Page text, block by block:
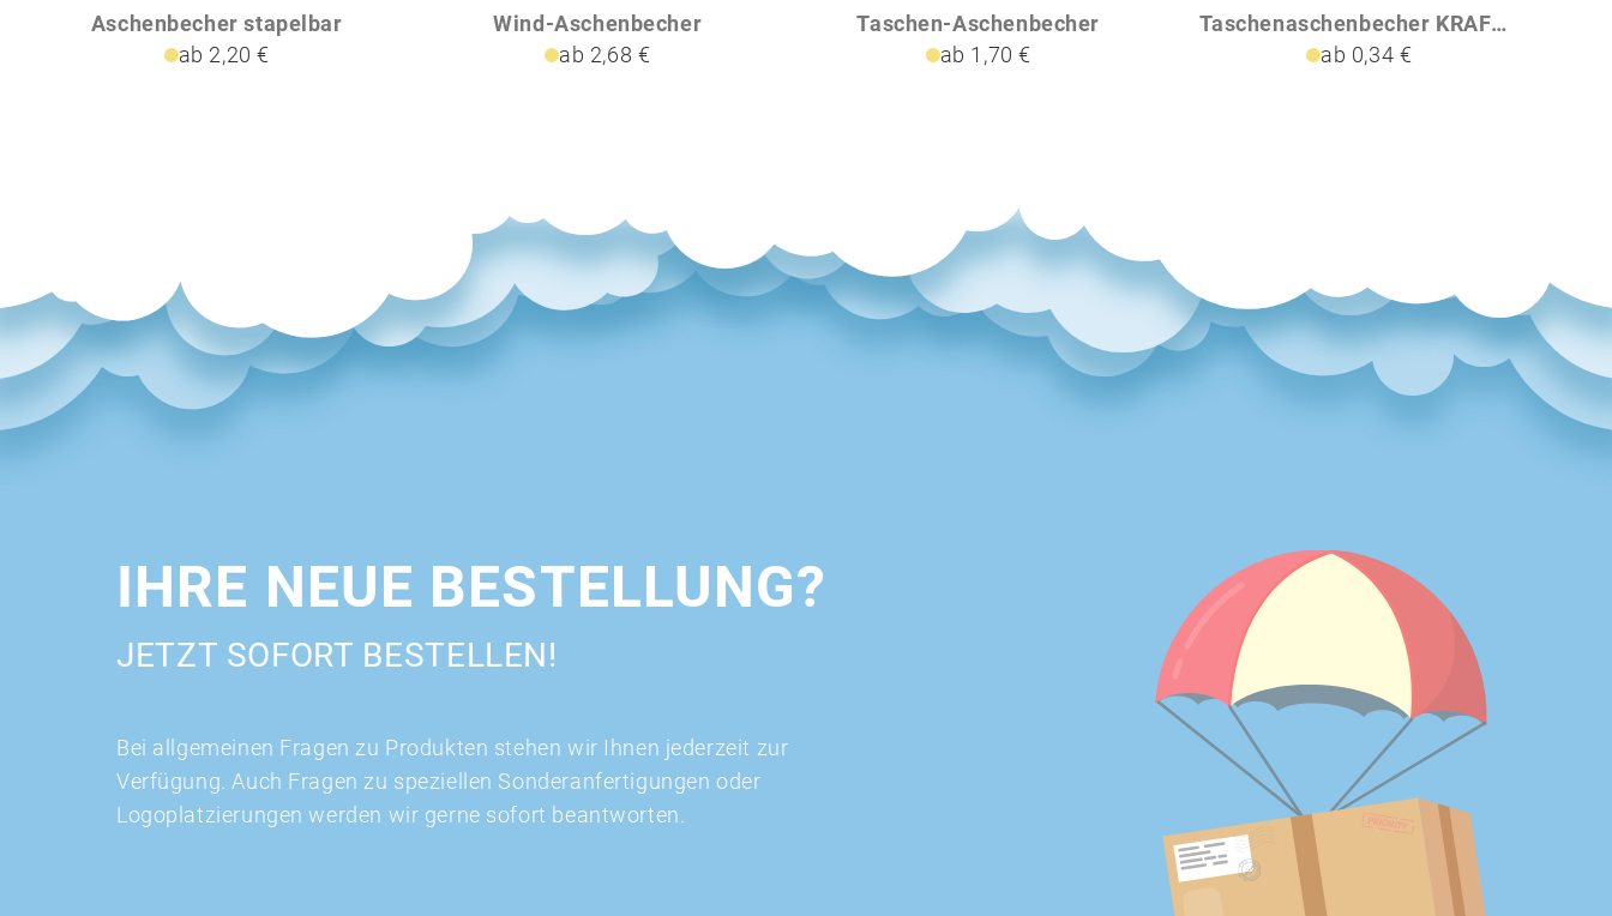
Aschenbecher stapelbar
ab 2,20 €
Wind-Aschenbecher
ab 2,68 €
Taschen-Aschenbecher
ab 1,70 €
Taschenaschenbecher KRAFTPAPER
ab 0,34 €
IHRE NEUE BESTELLUNG?
JETZT SOFORT BESTELLEN!
Bei allgemeinen Fragen zu Produkten stehen wir Ihnen jederzeit zur
Verfügung. Auch Fragen zu speziellen Sonderanfertigungen oder
Logoplatzierungen werden wir gerne sofort beantworten.